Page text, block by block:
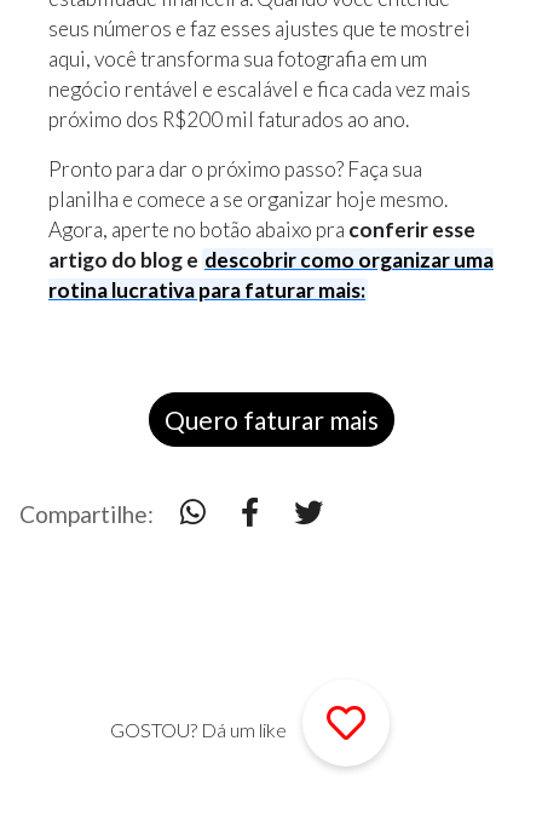
seus números e faz esses ajustes que te mostrei
aqui, você transforma sua fotografia em um
negócio rentável e escalável e fica cada vez mais
próximo dos R$200 mil faturados ao ano.
Pronto para dar o próximo passo? Faça sua
planilha e comece a se organizar hoje mesmo.
Agora, aperte no botão abaixo pra conferir esse
artigo do blog e descobrir como organizar uma
rotina lucrativa para faturar mais:
Quero faturar mais
Compartilhe:
GOSTOU? Dá um like